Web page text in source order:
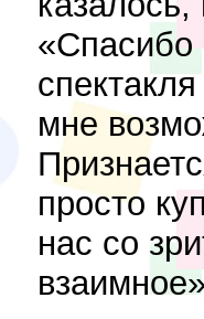
«Спасибо
мне
просто
нас со